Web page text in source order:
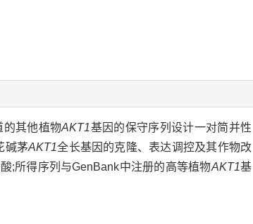
的其他植物AKT1基因的保守序列设计一对简并性
碱茅AKT1全长基因的克隆、表达调控及其作物改
;所得序列与GenBank中注册的高等植物AKT1基